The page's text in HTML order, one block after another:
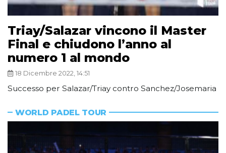
Triay/Salazar vincono il Master
Final e chiudono l’anno al
numero 1 al mondo
18 Dicembre 2022, 14:51
Successo per Salazar/Triay contro Sanchez/Josemaria
WORLD PADEL TOUR